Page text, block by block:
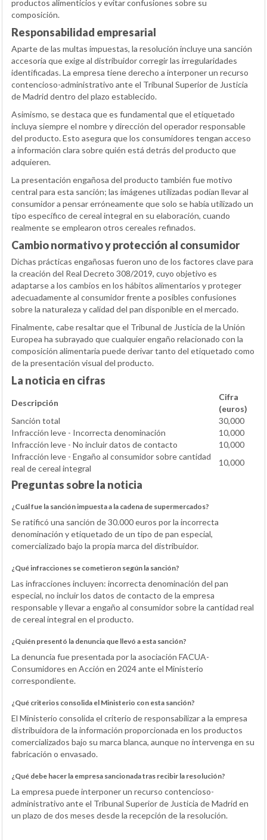
productos alimenticios y evitar confusiones sobre su
composición.
Responsabilidad empresarial
Aparte de las multas impuestas, la resolución incluye una sanción
accesoria que exige al distribuidor corregir las irregularidades
identificadas. La empresa tiene derecho a interponer un recurso
contencioso-administrativo ante el Tribunal Superior de Justicia
de Madrid dentro del plazo establecido.
Asimismo, se destaca que es fundamental que el etiquetado
incluya siempre el nombre y dirección del operador responsable
del producto. Esto asegura que los consumidores tengan acceso
a información clara sobre quién está detrás del producto que
adquieren.
La presentación engañosa del producto también fue motivo
central para esta sanción; las imágenes utilizadas podían llevar al
consumidor a pensar erróneamente que solo se había utilizado un
tipo específico de cereal integral en su elaboración, cuando
realmente se emplearon otros cereales refinados.
Cambio normativo y protección al consumidor
Dichas prácticas engañosas fueron uno de los factores clave para
la creación del Real Decreto 308/2019, cuyo objetivo es
adaptarse a los cambios en los hábitos alimentarios y proteger
adecuadamente al consumidor frente a posibles confusiones
sobre la naturaleza y calidad del pan disponible en el mercado.
Finalmente, cabe resaltar que el Tribunal de Justicia de la Unión
Europea ha subrayado que cualquier engaño relacionado con la
composición alimentaria puede derivar tanto del etiquetado como
de la presentación visual del producto.
La noticia en cifras
Descripción
Cifra
(euros)
Sanción total
30,000
Infracción leve - Incorrecta denominación
10,000
Infracción leve - No incluir datos de contacto
10,000
Infracción leve - Engaño al consumidor sobre cantidad
real de cereal integral
10,000
Preguntas sobre la noticia
¿Cuál fue la sanción impuesta a la cadena de supermercados?
Se ratificó una sanción de 30.000 euros por la incorrecta
denominación y etiquetado de un tipo de pan especial,
comercializado bajo la propia marca del distribuidor.
¿Qué infracciones se cometieron según la sanción?
Las infracciones incluyen: incorrecta denominación del pan
especial, no incluir los datos de contacto de la empresa
responsable y llevar a engaño al consumidor sobre la cantidad real
de cereal integral en el producto.
¿Quién presentó la denuncia que llevó a esta sanción?
La denuncia fue presentada por la asociación FACUA-
Consumidores en Acción en 2024 ante el Ministerio
correspondiente.
¿Qué criterios consolida el Ministerio con esta sanción?
El Ministerio consolida el criterio de responsabilizar a la empresa
distribuidora de la información proporcionada en los productos
comercializados bajo su marca blanca, aunque no intervenga en su
fabricación o envasado.
¿Qué debe hacer la empresa sancionada tras recibir la resolución?
La empresa puede interponer un recurso contencioso-
administrativo ante el Tribunal Superior de Justicia de Madrid en
un plazo de dos meses desde la recepción de la resolución.